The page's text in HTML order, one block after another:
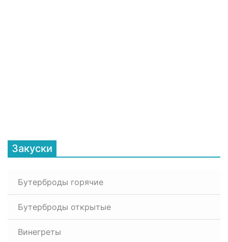
Закуски
Бутерброды горячие
Бутерброды открытые
Винегреты